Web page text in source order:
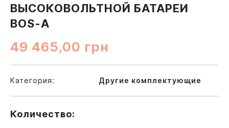
ВЫСОКОВОЛЬТНОЙ БАТАРЕИ
BOS-A
49 465,00 грн
Категория: Другие комплектующие
Количество: